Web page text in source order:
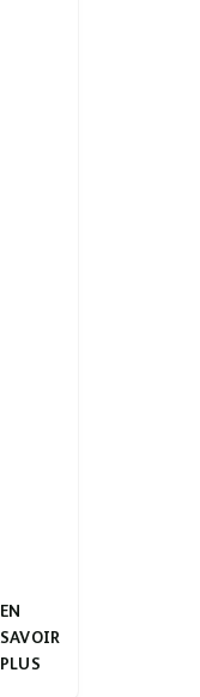
EN
SAVOIR
PLUS